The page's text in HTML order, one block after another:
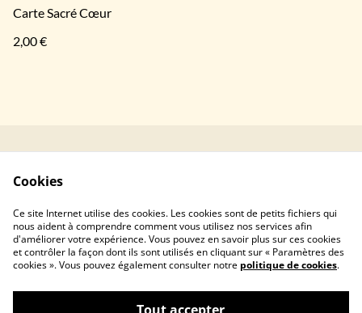
Carte Sacré Cœur
2,00 €
confidentialité
Cookies
Ce site Internet utilise des cookies. Les cookies sont de petits fichiers qui
nous aident à comprendre comment vous utilisez nos services afin
d'améliorer votre expérience. Vous pouvez en savoir plus sur ces cookies
et contrôler la façon dont ils sont utilisés en cliquant sur « Paramètres des
cookies ». Vous pouvez également consulter notre politique de cookies.